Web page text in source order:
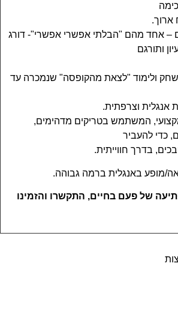
ארוך.
– אחד מהם "הבלתי אפשרי אפשרי"- דורג
ותורגם
ולימוד "לצאת מהקופסה" שנמכרה עד
אנגלית וצרפתית.
מקצועי, המשתמש בטריקים מדהימים,
כדי להעביר
בדרך חווייתית.
מופע באנגלית ברמה גבוהה.
של פעם בחיים, התקשרו והזמינו